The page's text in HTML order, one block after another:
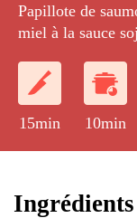
Papillote de
miel à la sauce
15min 10min